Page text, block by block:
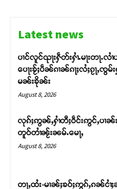
Latest news
ပၢင်လူင်ၺႃးႁဵတ်းႁၢႆႉမႃးတႃႉလၢႆ
ပေႃးၶႂ်ႈပဵၼ်ၵၢၼ်ၵႃႈလႆႈၵႂႃႇၸွမ်း
မၼ်းၶိုၼ်း
August 8, 2026
လုၵ်ႈဢွၼ်ႇႁၢႆတီႈဝဵင်းဢွင်ႇပၢ
တူဝ်တၢႆၼႂ်းၼမ်ႉမေႃႇ
August 8, 2026
တႃႇထႆး-မၢၼ်ႈၶဝ်ႈဢွၵ်ႇၵၼ်ငၢႆ